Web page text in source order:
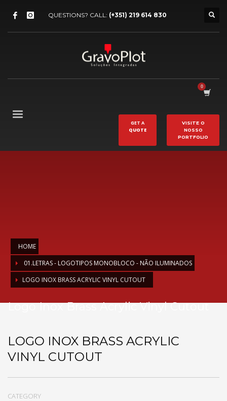
QUESTIONS? CALL: (+351) 219 614 830
GET A
QUOTE
VISITE O
NOSSO
PORTFOLIO
HOME
01.LETRAS - LOGOTIPOS MONOBLOCO - NÃO ILUMINADOS
LOGO INOX BRASS ACRYLIC VINYL CUTOUT
Logo Inox Brass Acrylic Vinyl Cutout
LOGO INOX BRASS ACRYLIC
VINYL CUTOUT
CATEGORY